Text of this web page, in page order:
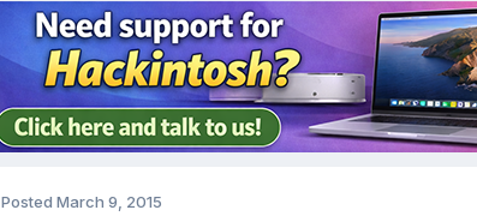
Posted March 9, 2015